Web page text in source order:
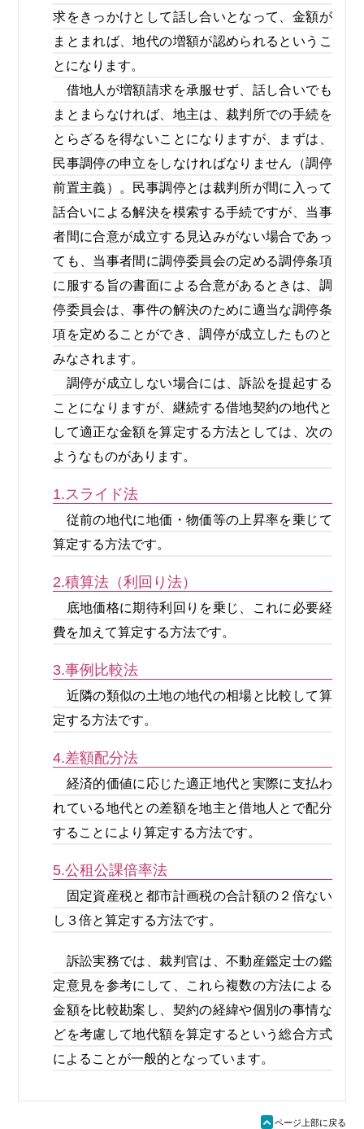
求をきっかけとして話し合いとなって、金額が
まとまれば、地代の増額が認められるというこ
とになります。
借地人が増額請求を承服せず、話し合いでも
まとまらなければ、地主は、裁判所での手続を
とらざるを得ないことになりますが、まずは、
民事調停の申立をしなければなりません（調停
前置主義）。民事調停とは裁判所が間に入って
話合いによる解決を模索する手続ですが、当事
者間に合意が成立する見込みがない場合であっ
ても、当事者間に調停委員会の定める調停条項
に服する旨の書面による合意があるときは、調
停委員会は、事件の解決のために適当な調停条
項を定めることができ、調停が成立したものと
みなされます。
調停が成立しない場合には、訴訟を提起する
ことになりますが、継続する借地契約の地代と
して適正な金額を算定する方法としては、次の
ようなものがあります。
1.スライド法
従前の地代に地価・物価等の上昇率を乗じて
算定する方法です。
2.積算法（利回り法）
底地価格に期待利回りを乗じ、これに必要経
費を加えて算定する方法です。
3.事例比較法
近隣の類似の土地の地代の相場と比較して算
定する方法です。
4.差額配分法
経済的価値に応じた適正地代と実際に支払わ
れている地代との差額を地主と借地人とで配分
することにより算定する方法です。
5.公租公課倍率法
固定資産税と都市計画税の合計額の２倍ない
し３倍と算定する方法です。
訴訟実務では、裁判官は、不動産鑑定士の鑑
定意見を参考にして、これら複数の方法による
金額を比較勘案し、契約の経緯や個別の事情な
どを考慮して地代額を算定するという総合方式
によることが一般的となっています。
ü ページ上部に戻る